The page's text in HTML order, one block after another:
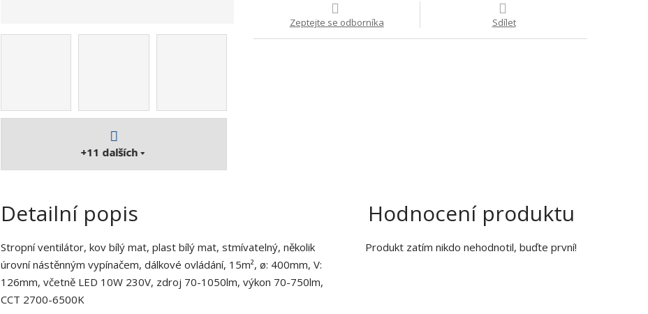
3
7
+11 dalších
Zeptejte se odborníka Sdílet
Detailní popis
Stropní ventilátor, kov bílý mat, plast bílý mat, stmívatelný, několik
úrovní nástěnným vypínačem, dálkové ovládání, 15m², ø: 400mm, V:
126mm, včetně LED 10W 230V, zdroj 70-1050lm, výkon 70-750lm,
CCT 2700-6500K
Hodnocení produktu
Produkt zatím nikdo nehodnotil, buďte první!